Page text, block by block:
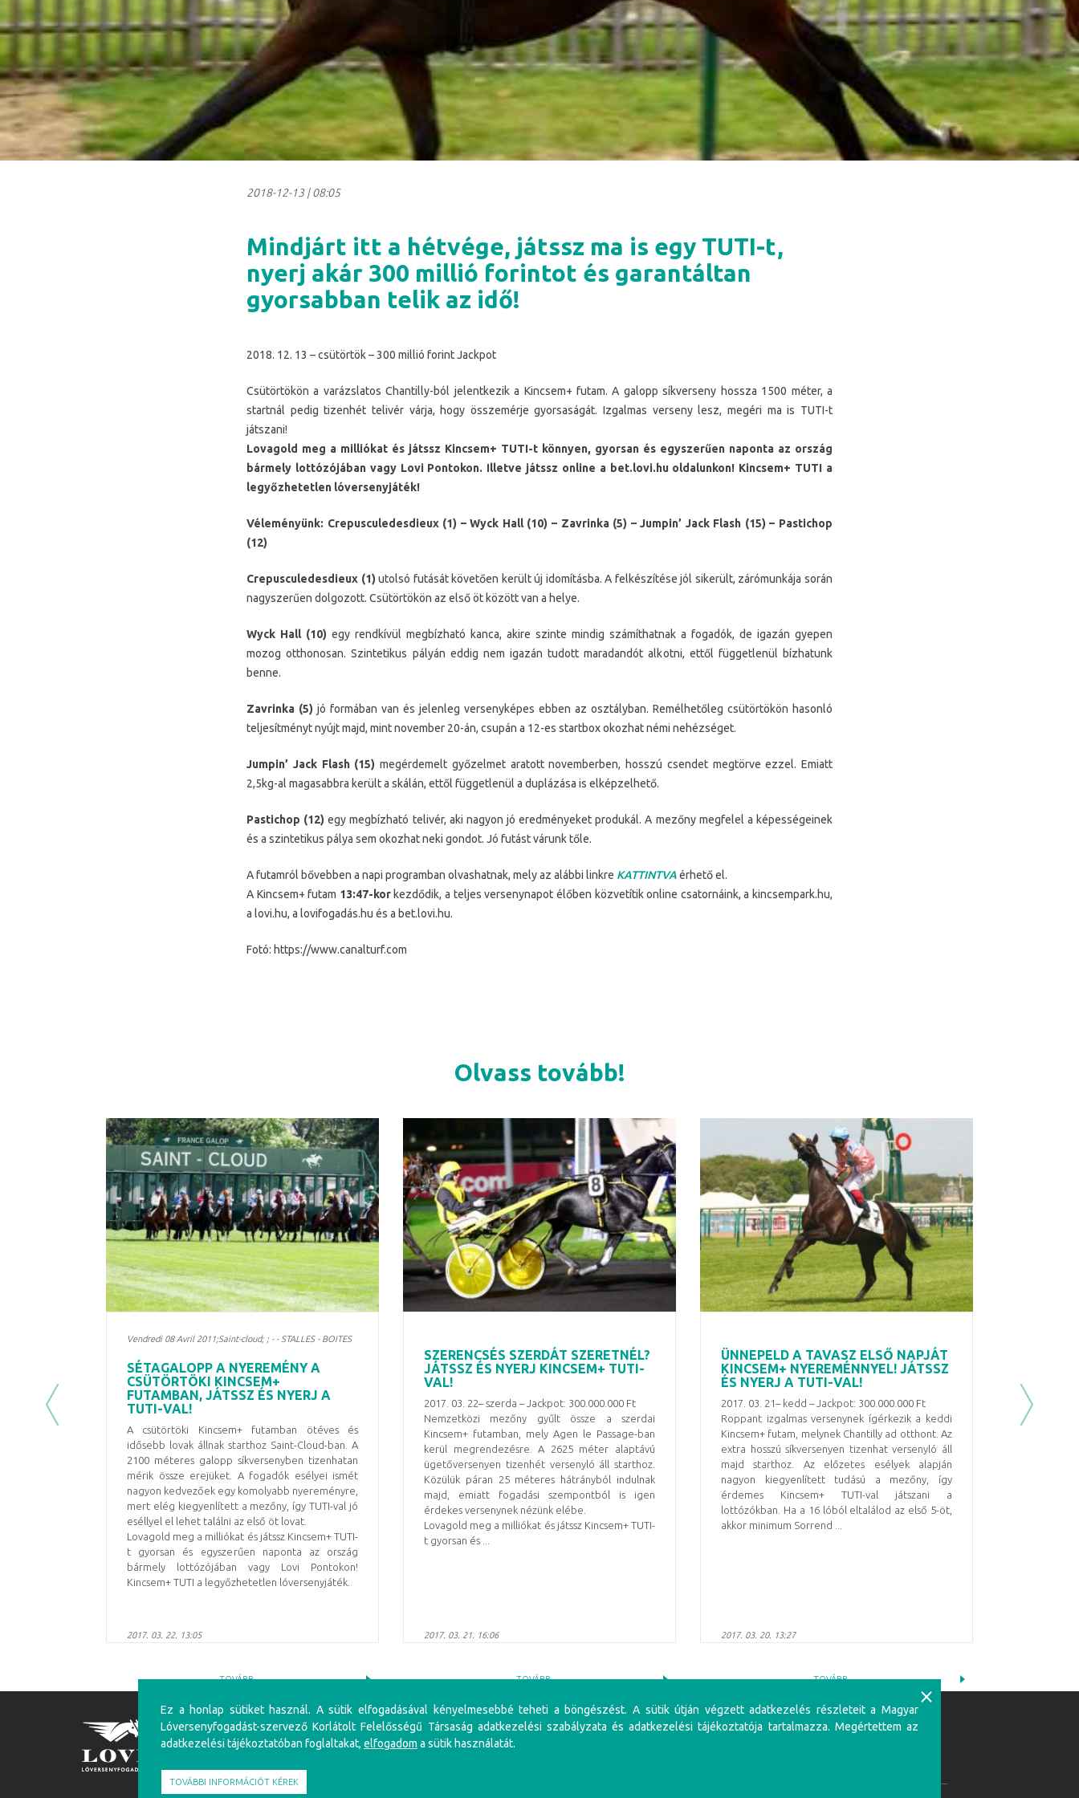
2018-12-13|08:05
Mindjárt itt a hétvége, játssz ma is egy TUTI-t,
nyerj akár 300 millió forintot és garantáltan
gyorsabban telik az idő!
2018. 12. 13 – csütörtök – 300 millió forint Jackpot
Csütörtökön a varázslatos Chantilly-ból jelentkezik a Kincsem+ futam. A galopp síkverseny hossza 1500 méter, a
startnál pedig tizenhét telivér várja, hogy összemérje gyorsaságát. Izgalmas verseny lesz, megéri ma is TUTI-t
játszani!
Lovagold meg a milliókat és játssz Kincsem+ TUTI-t könnyen, gyorsan és egyszerűen naponta az ország
bármely lottózójában vagy Lovi Pontokon. Illetve játssz online a bet.lovi.hu oldalunkon! Kincsem+ TUTI a
legyőzhetetlen lóversenyjáték!
Véleményünk: Crepusculedesdieux (1) – Wyck Hall (10) – Zavrinka (5) – Jumpin’ Jack Flash (15) – Pastichop
(12)
Crepusculedesdieux (1) utolsó futását követően került új idomításba. A felkészítése jól sikerült, zárómunkája során
nagyszerűen dolgozott. Csütörtökön az első öt között van a helye.
Wyck Hall (10) egy rendkívül megbízható kanca, akire szinte mindig számíthatnak a fogadók, de igazán gyepen
mozog otthonosan. Szintetikus pályán eddig nem igazán tudott maradandót alkotni, ettől függetlenül bízhatunk
benne.
Zavrinka (5) jó formában van és jelenleg versenyképes ebben az osztályban. Remélhetőleg csütörtökön hasonló
teljesítményt nyújt majd, mint november 20-án, csupán a 12-es startbox okozhat némi nehézséget.
Jumpin’ Jack Flash (15) megérdemelt győzelmet aratott novemberben, hosszú csendet megtörve ezzel. Emiatt
2,5kg-al magasabbra került a skálán, ettől függetlenül a duplázása is elképzelhető.
Pastichop (12) egy megbízható telivér, aki nagyon jó eredményeket produkál. A mezőny megfelel a képességeinek
és a szintetikus pálya sem okozhat neki gondot. Jó futást várunk tőle.
A futamról bővebben a napi programban olvashatnak, mely az alábbi linkre KATTINTVAérhető el.
A Kincsem+ futam 13:47-kor kezdődik, a teljes versenynapot élőben közvetítik online csatornáink, a kincsempark.hu,
a lovi.hu, a lovifogadás.hu és a bet.lovi.hu.
Fotó: https://www.canalturf.com
Olvass tovább!
Vendredi 08 Avril 2011;Saint-cloud; ; - - STALLES - BOITES
SÉTAGALOPP A NYEREMÉNY A
CSÜTÖRTÖKI KINCSEM+
FUTAMBAN, JÁTSSZ ÉS NYERJ A
TUTI-VAL!
A csütörtöki Kincsem+ futamban ötéves és
idősebb lovak állnak starthoz Saint-Cloud-ban. A
2100 méteres galopp síkversenyben tizenhatan
mérik össze erejüket. A fogadók esélyei ismét
nagyon kedvezőek egy komolyabb nyereményre,
mert elég kiegyenlített a mezőny, így TUTI-val jó
eséllyel el lehet találni az első öt lovat.
Lovagold meg a milliókat és játssz Kincsem+ TUTI-
t gyorsan és egyszerűen naponta az ország
bármely lottózójában vagy Lovi Pontokon!
Kincsem+ TUTI a legyőzhetetlen lóversenyjáték.
2017. 03. 22. 13:05
TOVÁBB
SZERENCSÉS SZERDÁT SZERETNÉL?
JÁTSSZ ÉS NYERJ KINCSEM+ TUTI-
VAL!
2017. 03. 22– szerda – Jackpot: 300.000.000 Ft
Nemzetközi mezőny gyűlt össze a szerdai
Kincsem+ futamban, mely Agen le Passage-ban
kerül megrendezésre. A 2625 méter alaptávú
ügetőversenyen tizenhét versenyló áll starthoz.
Közülük páran 25 méteres hátrányból indulnak
majd, emiatt fogadási szempontból is igen
érdekes versenynek nézünk elébe.
Lovagold meg a milliókat és játssz Kincsem+ TUTI-
t gyorsan és ...
2017. 03. 21. 16:06
TOVÁBB
ÜNNEPELD A TAVASZ ELSŐ NAPJÁT
KINCSEM+ NYEREMÉNNYEL! JÁTSSZ
ÉS NYERJ A TUTI-VAL!
2017. 03. 21– kedd – Jackpot: 300.000.000 Ft
Roppant izgalmas versenynek ígérkezik a keddi
Kincsem+ futam, melynek Chantilly ad otthont. Az
extra hosszú síkversenyen tizenhat versenyló áll
majd starthoz. Az előzetes esélyek alapján
nagyon kiegyenlített tudású a mezőny, így
érdemes Kincsem+ TUTI-val játszani a
lottózókban. Ha a 16 lóból eltalálod az első 5-öt,
akkor minimum Sorrend ...
2017. 03. 20. 13:27
TOVÁBB
Previous Next
FIGYELEM!
A túlzásba vitt szerencsejáték ártalmas, mentálhigiénés problémákat, illetve függőséget okozhat! Éljen az önkorlátozás, önkizárás lehetőségével! Szerencsejátékban csak 18 éven
Írj nekünk! Játékosvédelem
Partnerünk:
Ez a honlap sütiket használ. A sütik elfogadásával kényelmesebbé teheti a böngészést. A sütik útján végzett adatkezelés részleteit a Magyar
Lóversenyfogadást-szervező Korlátolt Felelősségű Társaság adatkezelési szabályzata és adatkezelési tájékoztatója tartalmazza. Megértettem az
adatkezelési tájékoztatóban foglaltakat, elfogadom a sütik használatát.
TOVÁBBI INFORMÁCIÓT KÉREK
⨯